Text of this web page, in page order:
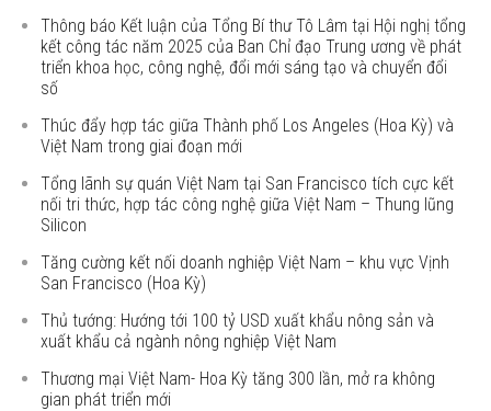
Thông báo Kết luận của Tổng Bí thư Tô Lâm tại Hội nghị tổng
kết công tác năm 2025 của Ban Chỉ đạo Trung ương về phát
triển khoa học, công nghệ, đổi mới sáng tạo và chuyển đổi
số
Thúc đẩy hợp tác giữa Thành phố Los Angeles (Hoa Kỳ) và
Việt Nam trong giai đoạn mới
Tổng lãnh sự quán Việt Nam tại San Francisco tích cực kết
nối tri thức, hợp tác công nghệ giữa Việt Nam – Thung lũng
Silicon
Tăng cường kết nối doanh nghiệp Việt Nam – khu vực Vịnh
San Francisco (Hoa Kỳ)
Thủ tướng: Hướng tới 100 tỷ USD xuất khẩu nông sản và
xuất khẩu cả ngành nông nghiệp Việt Nam
Thương mại Việt Nam- Hoa Kỳ tăng 300 lần, mở ra không
gian phát triển mới